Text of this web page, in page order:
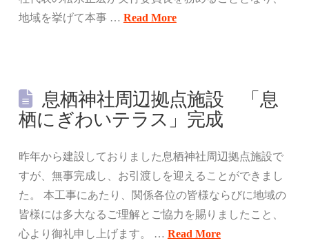
地域を挙げて本事 … Read More
息栖神社周辺拠点施設 「息
栖にぎわいテラス」完成
昨年から建設しておりました息栖神社周辺拠点施設で
すが、無事完成し、お引渡しを迎えることができまし
た。 本工事にあたり、関係各位の皆様ならびに地域の
皆様には多大なるご理解とご協力を賜りましたこと、
心より御礼申し上げます。 … Read More